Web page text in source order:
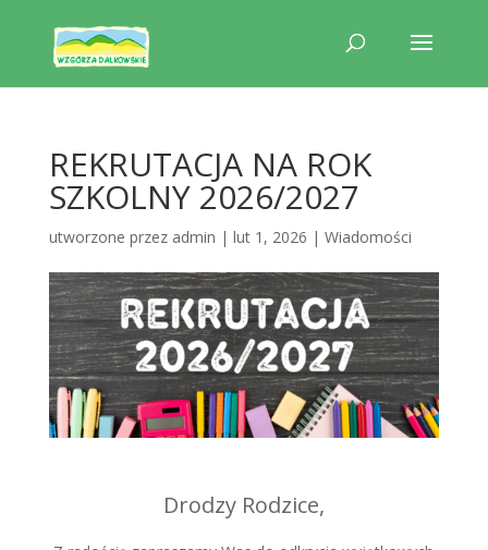
REKRUTACJA NA ROK
SZKOLNY 2026/2027
utworzone przez admin | lut 1, 2026 | Wiadomości
Drodzy Rodzice,